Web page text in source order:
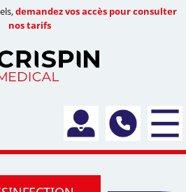
demandez vos accès pour consulter
nos tarifs